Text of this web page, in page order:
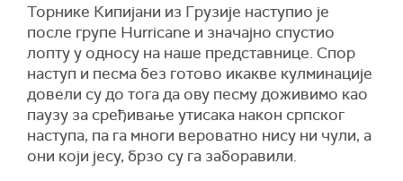
Торнике Кипијани из Грузије наступио је
после групе Hurricane и значајно спустио
лопту у односу на наше представнице. Спор
наступ и песма без готово икакве кулминације
довели су до тога да ову песму доживимо као
паузу за сређивање утисака након српског
наступа, па га многи вероватно нису ни чули, а
они који јесу, брзо су га заборавили.